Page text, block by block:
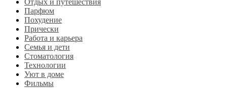
Парфюм
Похудение
Прически
Работа и карьера
Семья и дети
Стоматология
Технологии
Уют в доме
Фильмы